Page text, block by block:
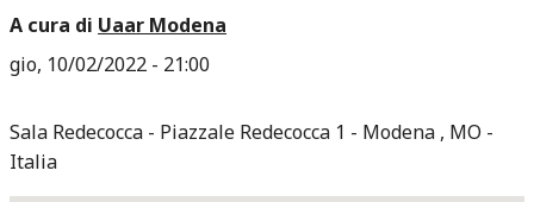
A cura di Uaar Modena
gio, 10/02/2022 - 21:00
Sala Redecocca Piazzale Redecocca 1 Modena , MO
Italia